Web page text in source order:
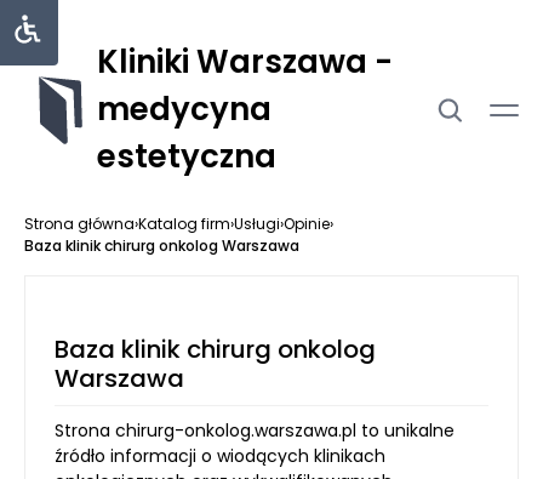
Kliniki Warszawa -
medycyna
estetyczna
Strona główna›Katalog firm›Usługi›Opinie›
Baza klinik chirurg onkolog Warszawa
Baza klinik chirurg onkolog
Warszawa
Strona chirurg-onkolog.warszawa.pl to unikalne
źródło informacji o wiodących klinikach